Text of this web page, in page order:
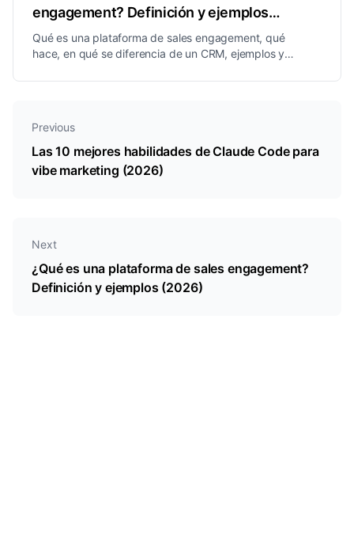
engagement? Definición y ejemplos
(2026)
Qué es una plataforma de sales engagement, qué
hace, en qué se diferencia de un CRM, ejemplos y
equipos de ventas y agencias.
Previous
Las 10 mejores habilidades de Claude Code para
vibe marketing (2026)
Next
¿Qué es una plataforma de sales engagement?
Definición y ejemplos (2026)